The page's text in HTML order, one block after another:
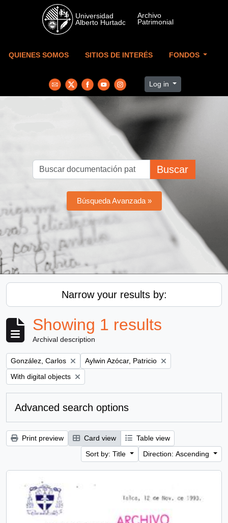
Skip to main content
QUIENES SOMOS SITIOS DE INTERÉS FONDOS
Log in
Buscar
Búsqueda Avanzada »
Narrow your results by:
Showing 1 results
Archival description
Remove filter:
González, Carlos Remove filter:
Aylwin Azócar, Patricio
Remove filter:
With digital objects
Advanced search options
Print preview Card view
Table view
Sort by: Title
Direction: Ascending